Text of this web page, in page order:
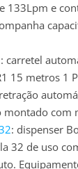
133Lpm e
: carretel
15 metros 1
com
: dispenser
32 de uso